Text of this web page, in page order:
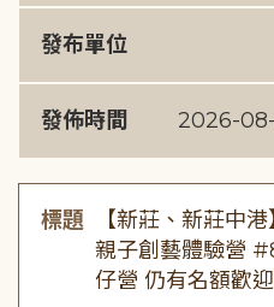
發布單位
發佈時間 2026-
標題
【新莊、新莊中
親子創藝體驗營
仔營 仍有名額歡